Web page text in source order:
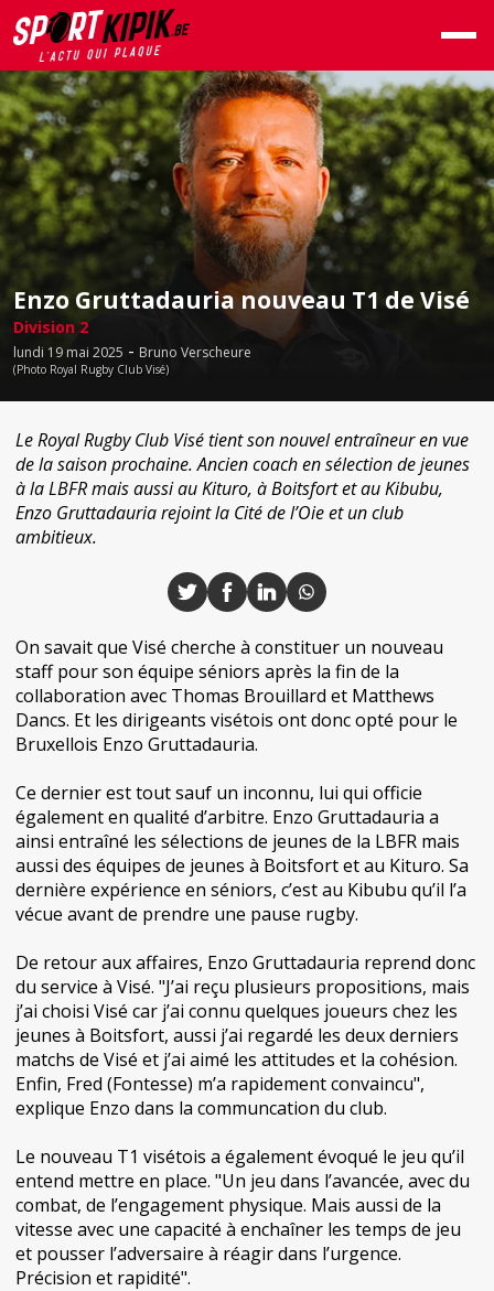
Enzo Gruttadauria nouveau T1 de Visé
Division 2
lundi 19 mai 2025 - Bruno Verscheure
(Photo Royal Rugby Club Visé)
Le Royal Rugby Club Visé tient son nouvel entraîneur en vue
de la saison prochaine. Ancien coach en sélection de jeunes
à la LBFR mais aussi au Kituro, à Boitsfort et au Kibubu,
Enzo Gruttadauria rejoint la Cité de l’Oie et un club
ambitieux.
On savait que Visé cherche à constituer un nouveau
staff pour son équipe séniors après la fin de la
collaboration avec Thomas Brouillard et Matthews
Dancs. Et les dirigeants visétois ont donc opté pour le
Bruxellois Enzo Gruttadauria.
Ce dernier est tout sauf un inconnu, lui qui officie
également en qualité d’arbitre. Enzo Gruttadauria a
ainsi entraîné les sélections de jeunes de la LBFR mais
aussi des équipes de jeunes à Boitsfort et au Kituro. Sa
dernière expérience en séniors, c’est au Kibubu qu’il l’a
vécue avant de prendre une pause rugby.
De retour aux affaires, Enzo Gruttadauria reprend donc
du service à Visé. "J’ai reçu plusieurs propositions, mais
j’ai choisi Visé car j’ai connu quelques joueurs chez les
jeunes à Boitsfort, aussi j’ai regardé les deux derniers
matchs de Visé et j’ai aimé les attitudes et la cohésion.
Enfin, Fred (Fontesse) m’a rapidement convaincu",
explique Enzo dans la communcation du club.
Le nouveau T1 visétois a également évoqué le jeu qu’il
entend mettre en place. "Un jeu dans l’avancée, avec du
combat, de l’engagement physique. Mais aussi de la
vitesse avec une capacité à enchaîner les temps de jeu
et pousser l’adversaire à réagir dans l’urgence.
Précision et rapidité".